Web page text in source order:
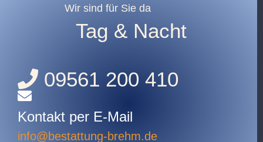
Wir sind für Sie da
Tag & Nacht
09561 200 410
Kontakt per E-Mail
info@bestattung-brehm.de